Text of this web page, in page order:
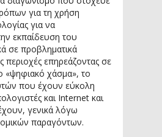
για τη χρήση
για να
εκπαίδευση του
σε προβληματικά
περιοχές επηρεάζοντας σε
«ψηφιακό χάσμα», το
που έχουν εύκολη
και Internet και
γενικά λόγω
παραγόντων.